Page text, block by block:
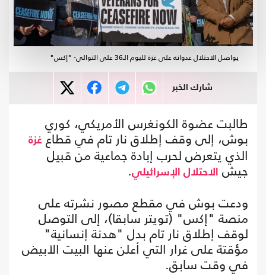
يواصل الاحتلال عدوانه على غزة لليوم الـ36 على التوالي- "إكس"
شارك الخبر
طالبت عضوة الكونغرس الأمريكي، كوري
بوش، إلى وقف إطلاق نار تام في قطاع غزة
الذي يتعرض لحرب إبادة جماعية من قبيل
جيش الاحتلال الإسرائيلي.
ودعت بوش في مقطع مصور نشرته على
منصة "إكس" (تويتر سابقا)، إلى التوصل
لوقف إطلاق نار تام بدل "هدنة إنسانية"
مؤقتة على غرار التي أعلن عنها البيت الأبيض
في وقت سابق.